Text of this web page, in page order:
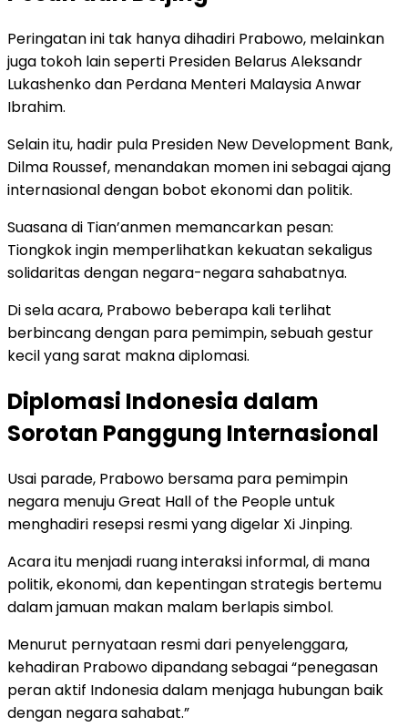
Peringatan ini tak hanya dihadiri Prabowo, melainkan
juga tokoh lain seperti Presiden Belarus Aleksandr
Lukashenko dan Perdana Menteri Malaysia Anwar
Ibrahim.
Selain itu, hadir pula Presiden New Development Bank,
Dilma Roussef, menandakan momen ini sebagai ajang
internasional dengan bobot ekonomi dan politik.
Suasana di Tian’anmen memancarkan pesan:
Tiongkok ingin memperlihatkan kekuatan sekaligus
solidaritas dengan negara-negara sahabatnya.
Di sela acara, Prabowo beberapa kali terlihat
berbincang dengan para pemimpin, sebuah gestur
kecil yang sarat makna diplomasi.
Diplomasi Indonesia dalam
Sorotan Panggung Internasional
Usai parade, Prabowo bersama para pemimpin
negara menuju Great Hall of the People untuk
menghadiri resepsi resmi yang digelar Xi Jinping.
Acara itu menjadi ruang interaksi informal, di mana
politik, ekonomi, dan kepentingan strategis bertemu
dalam jamuan makan malam berlapis simbol.
Menurut pernyataan resmi dari penyelenggara,
kehadiran Prabowo dipandang sebagai “penegasan
peran aktif Indonesia dalam menjaga hubungan baik
dengan negara sahabat.”